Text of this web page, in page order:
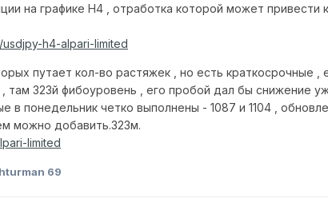
на графике Н4 , отработка которой может
h4-alpari-limited
путает кол-во растяжек , но есть краткосрочные ,
там 323й фибоуровень , его пробой дал бы снижение
в понедельник четко выполнены - 1087 и 1104 ,
можно добавить.323м.
limited
69